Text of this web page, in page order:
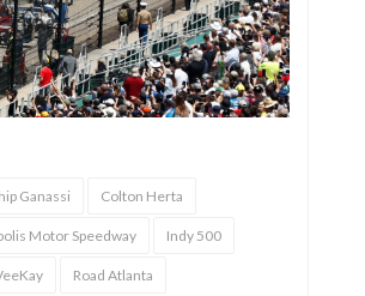
Ganassi Colton Herta
Motor Speedway Indy 500
Road Atlanta